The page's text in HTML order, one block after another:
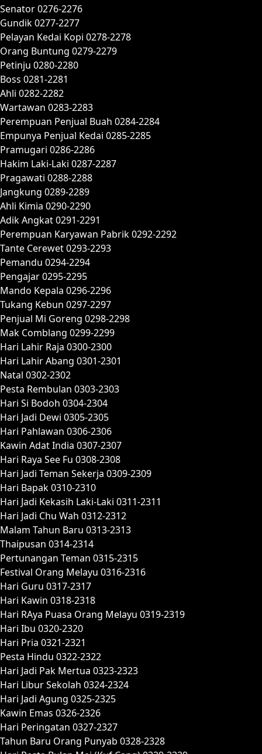
Senator 0276-2276
Gundik 0277-2277
Pelayan Kedai Kopi 0278-2278
Orang Buntung 0279-2279
Petinju 0280-2280
Boss 0281-2281
Ahli 0282-2282
Wartawan 0283-2283
Perempuan Penjual Buah 0284-2284
Empunya Penjual Kedai 0285-2285
Pramugari 0286-2286
Hakim Laki-Laki 0287-2287
Pragawati 0288-2288
Jangkung 0289-2289
Ahli Kimia 0290-2290
Adik Angkat 0291-2291
Perempuan Karyawan Pabrik 0292-2292
Tante Cerewet 0293-2293
Pemandu 0294-2294
Pengajar 0295-2295
Mando Kepala 0296-2296
Tukang Kebun 0297-2297
Penjual Mi Goreng 0298-2298
Mak Comblang 0299-2299
Hari Lahir Raja 0300-2300
Hari Lahir Abang 0301-2301
Natal 0302-2302
Pesta Rembulan 0303-2303
Hari Si Bodoh 0304-2304
Hari Jadi Dewi 0305-2305
Hari Pahlawan 0306-2306
Kawin Adat India 0307-2307
Hari Raya See Fu 0308-2308
Hari Jadi Teman Sekerja 0309-2309
Hari Bapak 0310-2310
Hari Jadi Kekasih Laki-Laki 0311-2311
Hari Jadi Chu Wah 0312-2312
Malam Tahun Baru 0313-2313
Thaipusan 0314-2314
Pertunangan Teman 0315-2315
Festival Orang Melayu 0316-2316
Hari Guru 0317-2317
Hari Kawin 0318-2318
Hari RAya Puasa Orang Melayu 0319-2319
Hari Ibu 0320-2320
Hari Pria 0321-2321
Pesta Hindu 0322-2322
Hari Jadi Pak Mertua 0323-2323
Hari Libur Sekolah 0324-2324
Hari Jadi Agung 0325-2325
Kawin Emas 0326-2326
Hari Peringatan 0327-2327
Tahun Baru Orang Punyab 0328-2328